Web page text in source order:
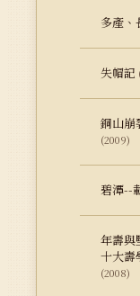
多產、
失帽記
銅山崩
(2009)
碧潭--
年壽與
十大壽
(2008)